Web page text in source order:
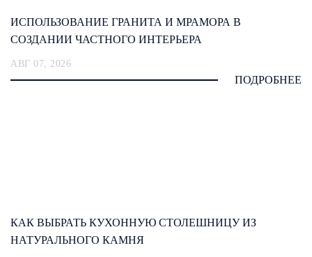
ИСПОЛЬЗОВАНИЕ ГРАНИТА И МРАМОРА В
СОЗДАНИИ ЧАСТНОГО ИНТЕРЬЕРА
АВГ 07, 2026
ПОДРОБНЕЕ
КАК ВЫБРАТЬ КУХОННУЮ СТОЛЕШНИЦУ ИЗ
НАТУРАЛЬНОГО КАМНЯ